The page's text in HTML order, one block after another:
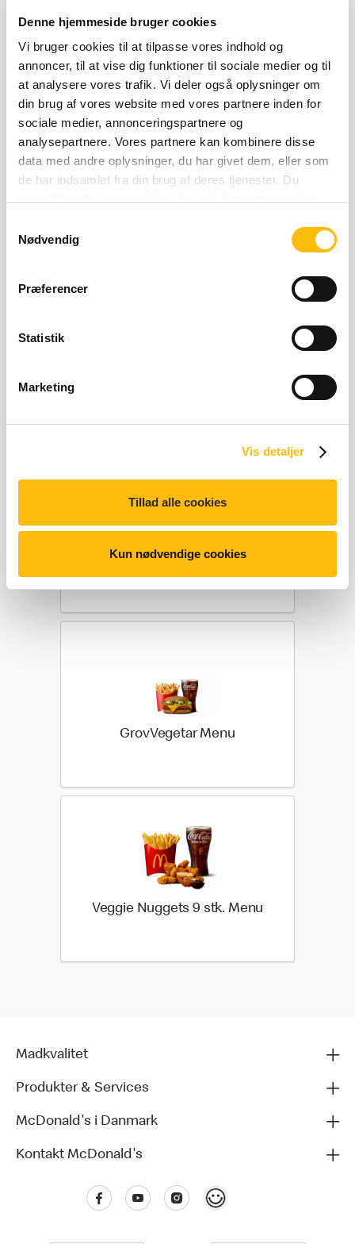
Denne hjemmeside bruger cookies
Vi bruger cookies til at tilpasse vores indhold og
annoncer, til at vise dig funktioner til sociale medier og til
at analysere vores trafik. Vi deler også oplysninger om
din brug af vores website med vores partnere inden for
sociale medier, annonceringspartnere og
analysepartnere. Vores partnere kan kombinere disse
data med andre oplysninger, du har givet dem, eller som
de har indsamlet fra din brug af deres tjenester. Du
Nødvendig
Præferencer
Statistik
Marketing
Vis detaljer
Tillad alle cookies
Kun nødvendige cookies
Næringsindhold
Ingrediens- og allergioplysning
Ingrediens, allergi- og næringsoplysning ovenfor inkluderer ikke personlige tilpasninger.
Filet-O-Fish® Menu
GrovVegetar Menu
Veggie Nuggets 9 stk. Menu
Madkvalitet
Produkter & Services
McDonald's i Danmark
Kontakt McDonald's